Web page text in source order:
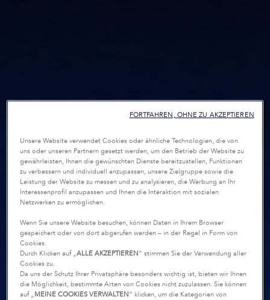
Unsere Website verwendet Cookies oder ähnliche Technologien, die von
uns oder unseren Partnern gesetzt werden, um den Betrieb der Website zu
gewährleisten, Ihnen die gewünschten Dienste bereitzustellen, Funktionen
zu verbessern und individuell anzupassen, unsere Zielgruppe sowie die
Leistung der Website zu messen und zu analysieren, die Werbung an Ihr
Interessenprofil anzupassen und Ihnen die Interaktion mit sozialen
Netzwerken zu ermöglichen.
Wenn Sie unsere Website besuchen, können Daten in Ihrem Browser
gespeichert oder von dort abgerufen werden – in der Regel in Form von
Cookies.
Durch Klicken auf „ALLE AKZEPTIEREN“ stimmen Sie der Verwendung aller
Cookies zu.
Da uns der Schutz Ihrer Privatsphäre besonders wichtig ist, bieten wir Ihnen
die Möglichkeit, bestimmte Arten von Cookies nicht zuzulassen. Sie können
auf „MEINE COOKIES VERWALTEN“ klicken, um die Kategorien von
FORTFAHREN, OHNE ZU AKZEPTIEREN